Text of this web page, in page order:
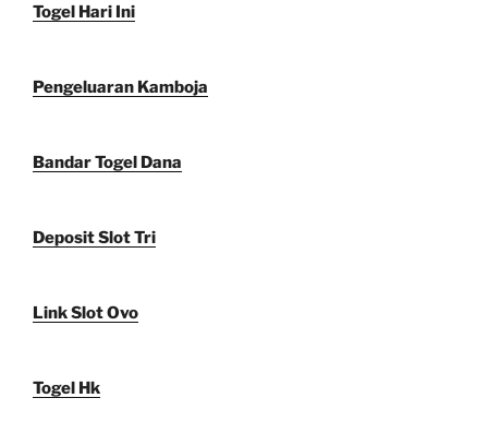
Togel Hari Ini
Pengeluaran Kamboja
Bandar Togel Dana
Deposit Slot Tri
Link Slot Ovo
Togel Hk